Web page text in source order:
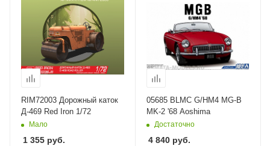
RIM72003 Дорожный каток
Д-469 Red Iron 1/72
Мало
1 355 руб.
05685 BLMC G/HM4 MG-B
MK-2 '68 Aoshima
Достаточно
4 840 руб.